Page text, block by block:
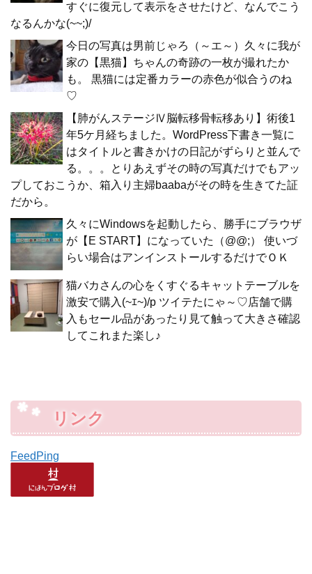
すぐに復元して表示をさせたけど、なんでこう
なるんかな(~~;)/
今日の写真は男前じゃろ（～エ～）久々に我が
家の【黒猫】ちゃんの奇跡の一枚が撮れたか
も。 黒猫には定番カラーの赤色が似合うのね
♡
【肺がんステージⅣ脳転移骨転移あり】術後1
年5ケ月経ちました。WordPress下書き一覧に
はタイトルと書きかけの日記がずらりと並んで
る。。。とりあえずその時の写真だけでもアッ
プしておこうか、箱入り主婦baabaがその時を生きてた証
だから。
久々にWindowsを起動したら、勝手にブラウザ
が【E START】になっていた（@@;） 使いづ
らい場合はアンインストールするだけでＯＫ
猫バカさんの心をくすぐるキャットテーブルを
激安で購入(~ｴ~)/p ツイテたにゃ～♡店舗で購
入もセール品があったり見て触って大きさ確認
してこれまた楽し♪
リンク
FeedPing